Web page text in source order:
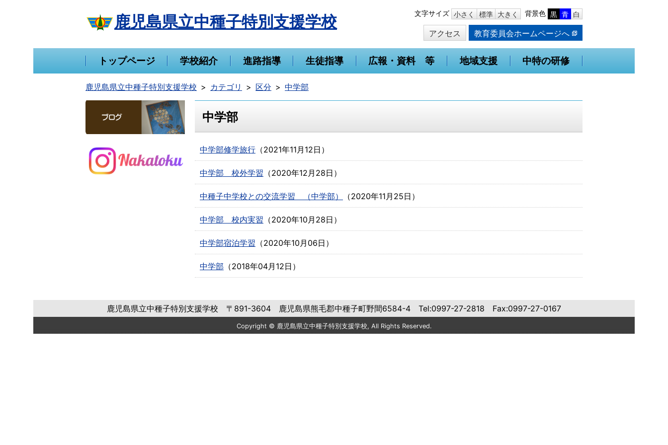
本
動
文字サイズ 小さく 標準 大きく 背景色 黒 青 白
鹿児島県立中種子特別支援学校
アクセス 教育委員会ホームページへ
トップページ 学校紹介 進路指導 生徒指導 広報・資料 等 地域支援 中特の研修
鹿児島県立中種子特別支援学校 カテゴリ 区分 中学部
中学部
中学部修学旅行 （2021年11月12日 ）
中学部 校外学習 （2020年12月28日 ）
中種子中学校との交流学習 （中学部） （2020年11月25日 ）
中学部 校内実習 （2020年10月28日 ）
中学部宿泊学習 （2020年10月06日 ）
中学部 （2018年04月12日 ）
鹿児島県立中種子特別支援学校 〒891-3604 鹿児島県熊毛郡中種子町野間6584-4 Tel:0997-27-2818 Fax:0997-27-0167
Copyright © 鹿児島県立中種子特別支援学校, All Rights Reserved.